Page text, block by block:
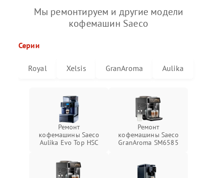
Мы ремонтируем и другие модели
кофемашин Saeco
Серии
Royal Xelsis GranAroma Aulika
Ремонт
кофемашины Saeco
Aulika Evo Top HSC
Ремонт
кофемашины Saeco
GranAroma SM6585